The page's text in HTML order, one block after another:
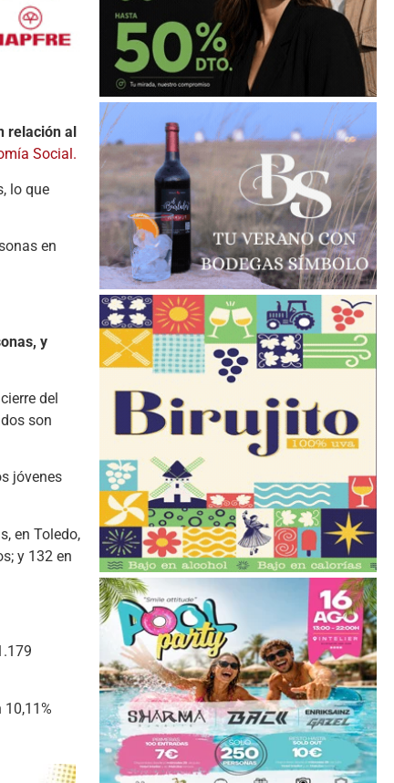
relación al
Social.
lo que
en
y
del
son
jóvenes
en Toledo,
y 132 en